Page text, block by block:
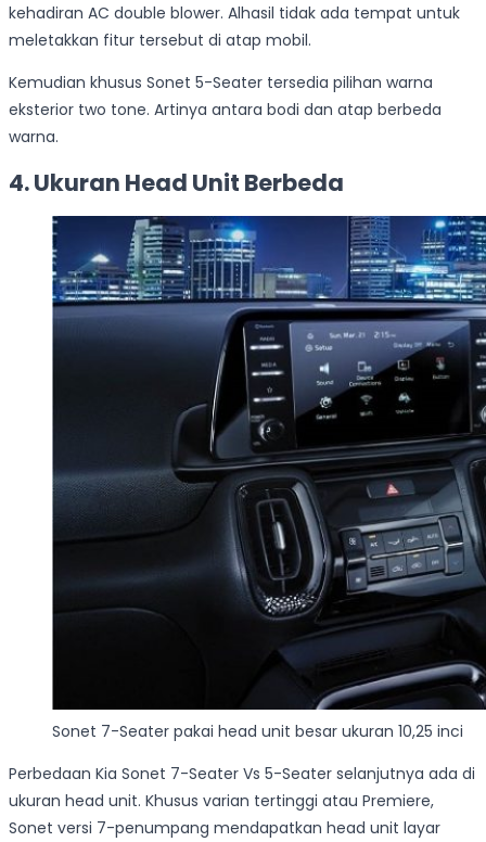
kehadiran AC double blower. Alhasil tidak ada tempat untuk
meletakkan fitur tersebut di atap mobil.
Kemudian khusus Sonet 5-Seater tersedia pilihan warna
eksterior two tone. Artinya antara bodi dan atap berbeda
warna.
4. Ukuran Head Unit Berbeda
Sonet 7-Seater pakai head unit besar ukuran 10,25 inci
Perbedaan Kia Sonet 7-Seater Vs 5-Seater selanjutnya ada di
ukuran head unit. Khusus varian tertinggi atau Premiere,
Sonet versi 7-penumpang mendapatkan head unit layar